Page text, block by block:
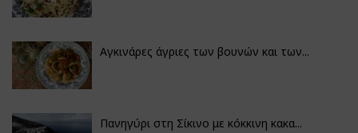
Αγκινάρες άγριες των βουνών και των...
Πανηγύρι στη Σίκινο με κόκκινη κακα...